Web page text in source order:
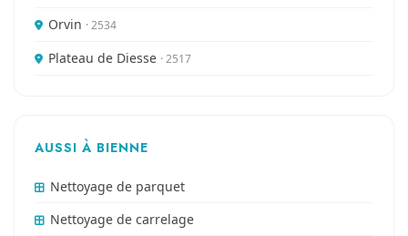
Orvin · 2534
Plateau de Diesse · 2517
AUSSI À BIENNE
Nettoyage de parquet
Nettoyage de carrelage